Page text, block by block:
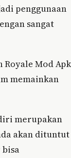
penggunaan
sangat
Royale Mod Apk
memainkan
merupakan
akan dituntut